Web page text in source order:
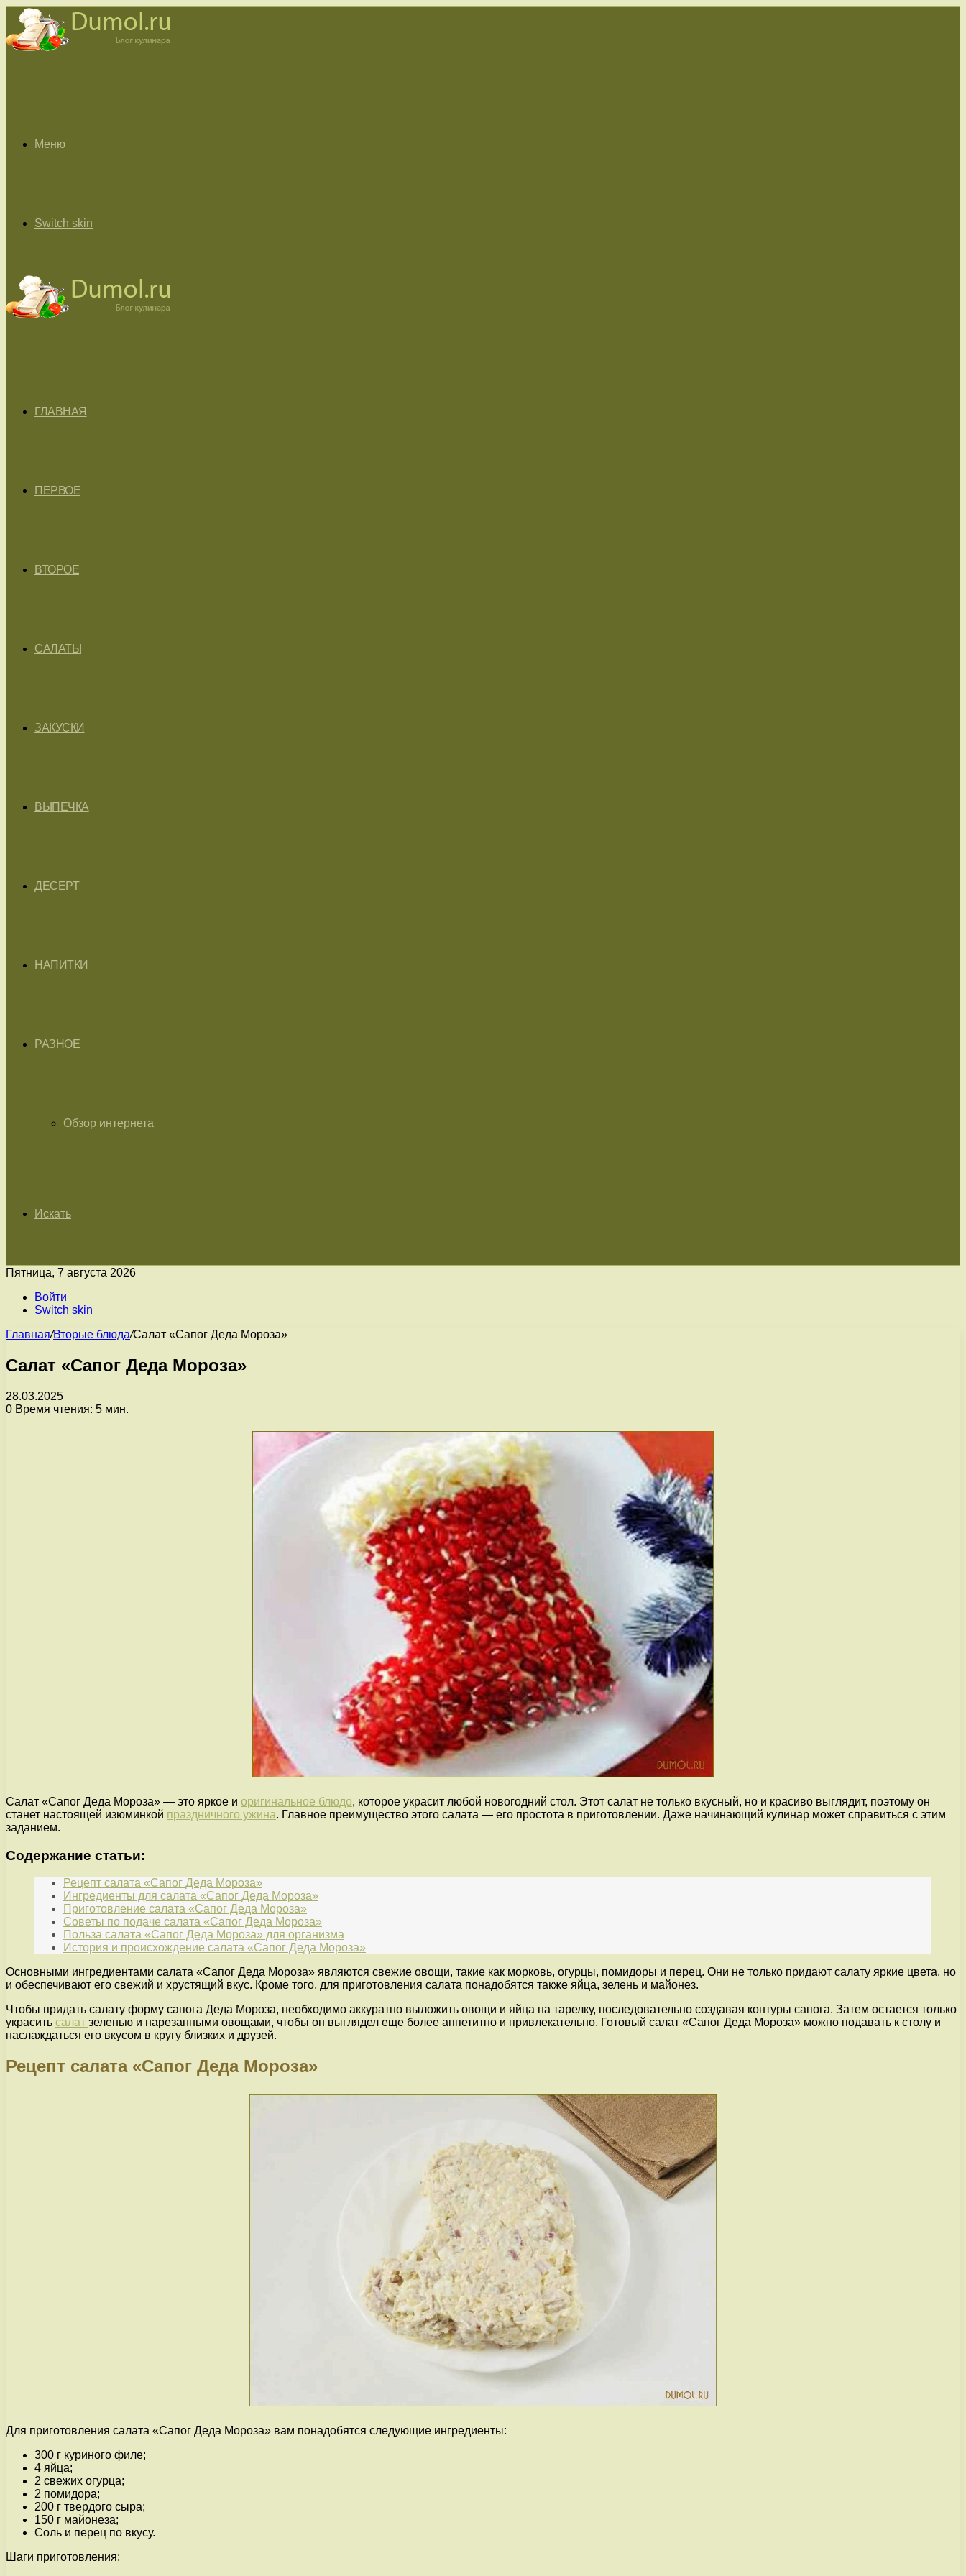
Меню
Switch skin
ГЛАВНАЯ
ПЕРВОЕ
ВТОРОЕ
САЛАТЫ
ЗАКУСКИ
ВЫПЕЧКА
ДЕСЕРТ
НАПИТКИ
РАЗНОЕ
Обзор интернета
Искать
Пятница, 7 августа 2026
Войти
Switch skin
Главная/Вторые блюда/Салат «Сапог Деда Мороза»
Салат «Сапог Деда Мороза»
28.03.2025
0 Время чтения: 5 мин.
Салат «Сапог Деда Мороза» — это яркое и оригинальное блюдо, которое украсит любой новогодний стол. Этот салат не только вкусный, но и красиво выглядит, поэтому он
станет настоящей изюминкой праздничного ужина. Главное преимущество этого салата — его простота в приготовлении. Даже начинающий кулинар может справиться с этим
заданием.
Содержание статьи:
Рецепт салата «Сапог Деда Мороза»
Ингредиенты для салата «Сапог Деда Мороза»
Приготовление салата «Сапог Деда Мороза»
Советы по подаче салата «Сапог Деда Мороза»
Польза салата «Сапог Деда Мороза» для организма
История и происхождение салата «Сапог Деда Мороза»
Основными ингредиентами салата «Сапог Деда Мороза» являются свежие овощи, такие как морковь, огурцы, помидоры и перец. Они не только придают салату яркие цвета, но
и обеспечивают его свежий и хрустящий вкус. Кроме того, для приготовления салата понадобятся также яйца, зелень и майонез.
Чтобы придать салату форму сапога Деда Мороза, необходимо аккуратно выложить овощи и яйца на тарелку, последовательно создавая контуры сапога. Затем остается только
украсить салат зеленью и нарезанными овощами, чтобы он выглядел еще более аппетитно и привлекательно. Готовый салат «Сапог Деда Мороза» можно подавать к столу и
наслаждаться его вкусом в кругу близких и друзей.
Рецепт салата «Сапог Деда Мороза»
Для приготовления салата «Сапог Деда Мороза» вам понадобятся следующие ингредиенты:
300 г куриного филе;
4 яйца;
2 свежих огурца;
2 помидора;
200 г твердого сыра;
150 г майонеза;
Соль и перец по вкусу.
Шаги приготовления: